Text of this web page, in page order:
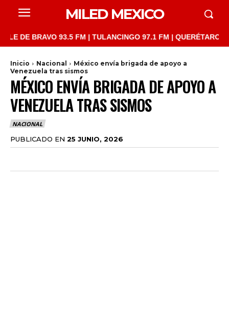
MILED MEXICO
BRAVO 93.5 FM | TULANCINGO 97.1 FM | QUERÉTARO
Inicio Nacional
México envía brigada de apoyo a
Venezuela tras sismos
MÉXICO ENVÍA BRIGADA DE APOYO A
VENEZUELA TRAS SISMOS
NACIONAL
PUBLICADO EN 25 JUNIO, 2026